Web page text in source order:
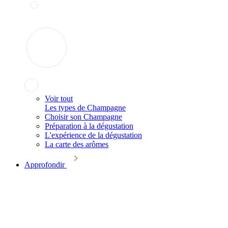
Voir tout
Les types de Champagne
Choisir son Champagne
Préparation à la dégustation
L'expérience de la dégustation
La carte des arômes
Approfondir